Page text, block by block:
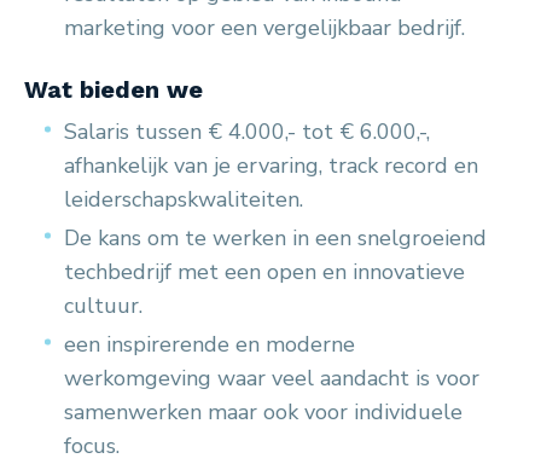
marketing voor een vergelijkbaar bedrijf.
Wat bieden we
Salaris tussen € 4.000,- tot € 6.000,-,
afhankelijk van je ervaring, track record en
leiderschapskwaliteiten.
De kans om te werken in een snelgroeiend
techbedrijf met een open en innovatieve
cultuur.
een inspirerende en moderne
werkomgeving waar veel aandacht is voor
samenwerken maar ook voor individuele
focus.